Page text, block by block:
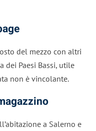
del mezzo con altri
dei Paesi Bassi, utile
non è vincolante.
a Salerno e